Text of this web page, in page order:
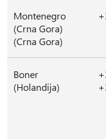
Montenegro
(Crna Gora)
(Crna Gora)
Boner
(Holandija)